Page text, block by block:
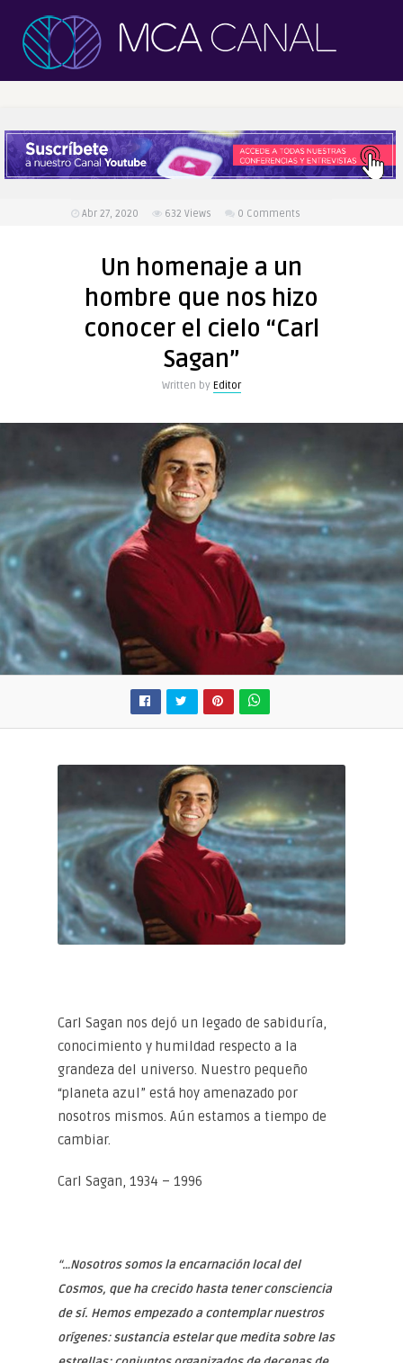
Abr 27, 2020 632 Views 0 Comments
Un homenaje a un
hombre que nos hizo
conocer el cielo “Carl
Sagan”
Written by Editor
Carl Sagan nos dejó un legado de sabiduría,
conocimiento y humildad respecto a la
grandeza del universo. Nuestro pequeño
“planeta azul” está hoy amenazado por
nosotros mismos. Aún estamos a tiempo de
cambiar.
Carl Sagan, 1934 – 1996
“…Nosotros somos la encarnación local del
Cosmos, que ha crecido hasta tener consciencia
de sí. Hemos empezado a contemplar nuestros
orígenes: sustancia estelar que medita sobre las